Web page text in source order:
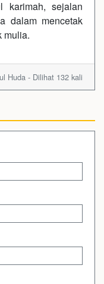
karimah, sejalan
dalam mencetak
mulia.
Huda - Dilihat 132 kali